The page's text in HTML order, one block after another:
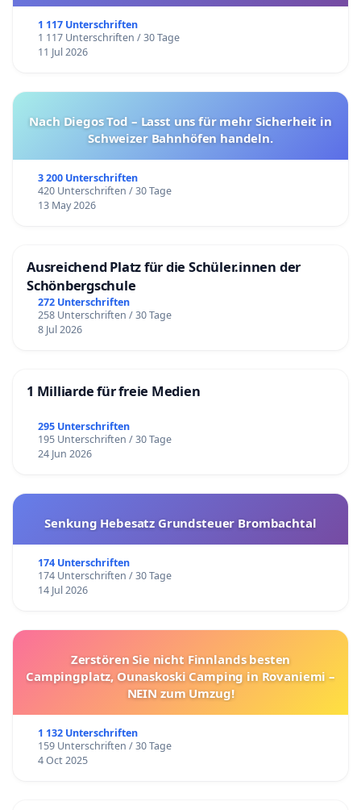
1 117 Unterschriften
1 117 Unterschriften / 30 Tage
11 Jul 2026
Nach Diegos Tod – Lasst uns für mehr Sicherheit in
Schweizer Bahnhöfen handeln.
3 200 Unterschriften
420 Unterschriften / 30 Tage
13 May 2026
Ausreichend Platz für die Schüler.innen der
Schönbergschule
272 Unterschriften
258 Unterschriften / 30 Tage
8 Jul 2026
1 Milliarde für freie Medien
295 Unterschriften
195 Unterschriften / 30 Tage
24 Jun 2026
Senkung Hebesatz Grundsteuer Brombachtal
174 Unterschriften
174 Unterschriften / 30 Tage
14 Jul 2026
Zerstören Sie nicht Finnlands besten
Campingplatz, Ounaskoski Camping in Rovaniemi –
NEIN zum Umzug!
1 132 Unterschriften
159 Unterschriften / 30 Tage
4 Oct 2025